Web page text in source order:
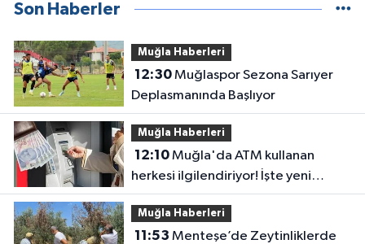
Son Haberler
Muğla Haberleri
12:30Muğlaspor Sezona Sarıyer
Deplasmanında Başlıyor
Muğla Haberleri
12:10Muğla'da ATM kullanan
herkesi ilgilendiriyor! İşte yeni
düzen
Muğla Haberleri
11:53